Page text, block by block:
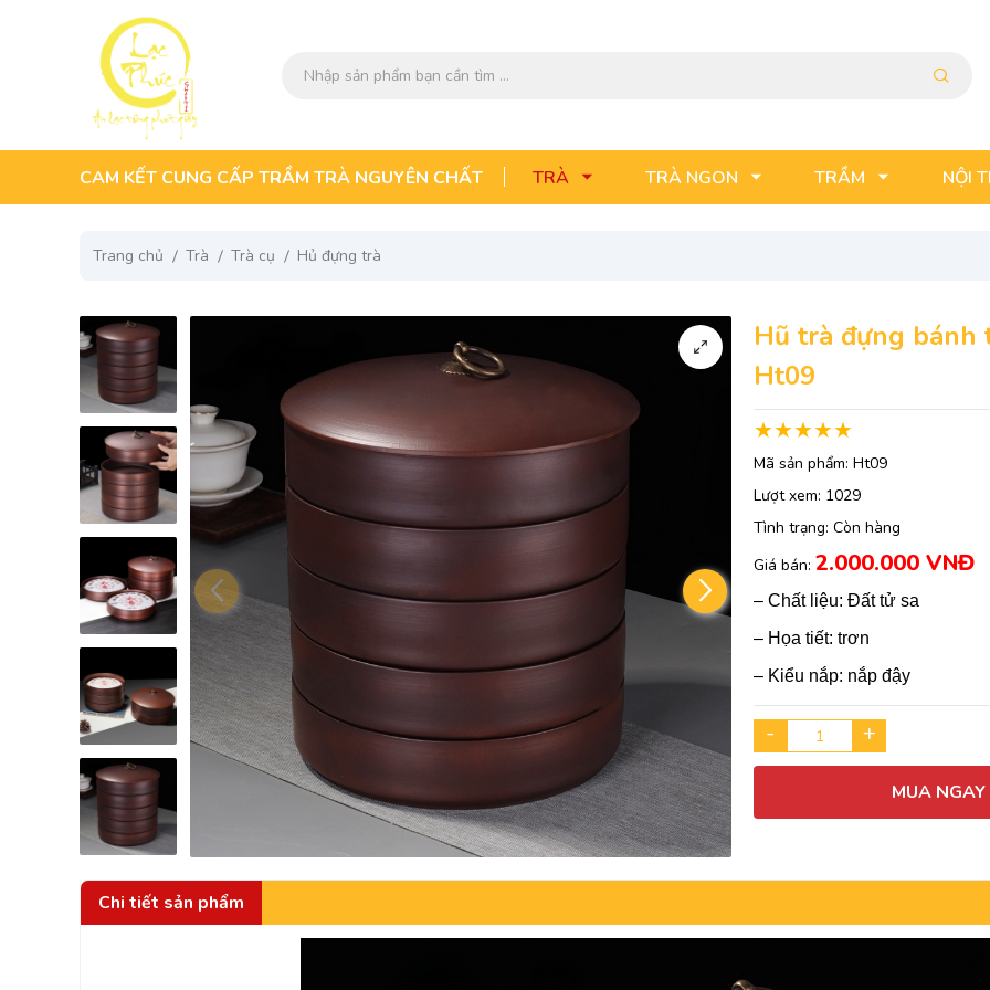
CAM KẾT CUNG CẤP TRẦM TRÀ NGUYÊN CHẤT TRÀ TRÀ NGON TRẦM NỘI
Trang chủ Trà Trà cụ Hủ đựng trà
Hũ trà đựng bánh
Ht09
Mã sản phẩm: Ht09
Lượt xem: 1029
Tình trạng: Còn hàng
Giá bán: 2.000.000 VNĐ
– Chất liệu: Đất tử sa
– Họa tiết: trơn
– Kiểu nắp: nắp đậy
- +
MUA NGAY
Chi tiết sản phẩm